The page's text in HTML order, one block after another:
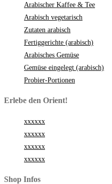
Arabischer Kaffee & Tee
Arabisch vegetarisch
Zutaten arabisch
Fertiggerichte (arabisch)
Arabisches Gemüse
Gemüse eingelegt (arabisch)
Probier-Portionen
Erlebe den Orient!
xxxxxx
xxxxxx
xxxxxx
xxxxxx
Shop Infos